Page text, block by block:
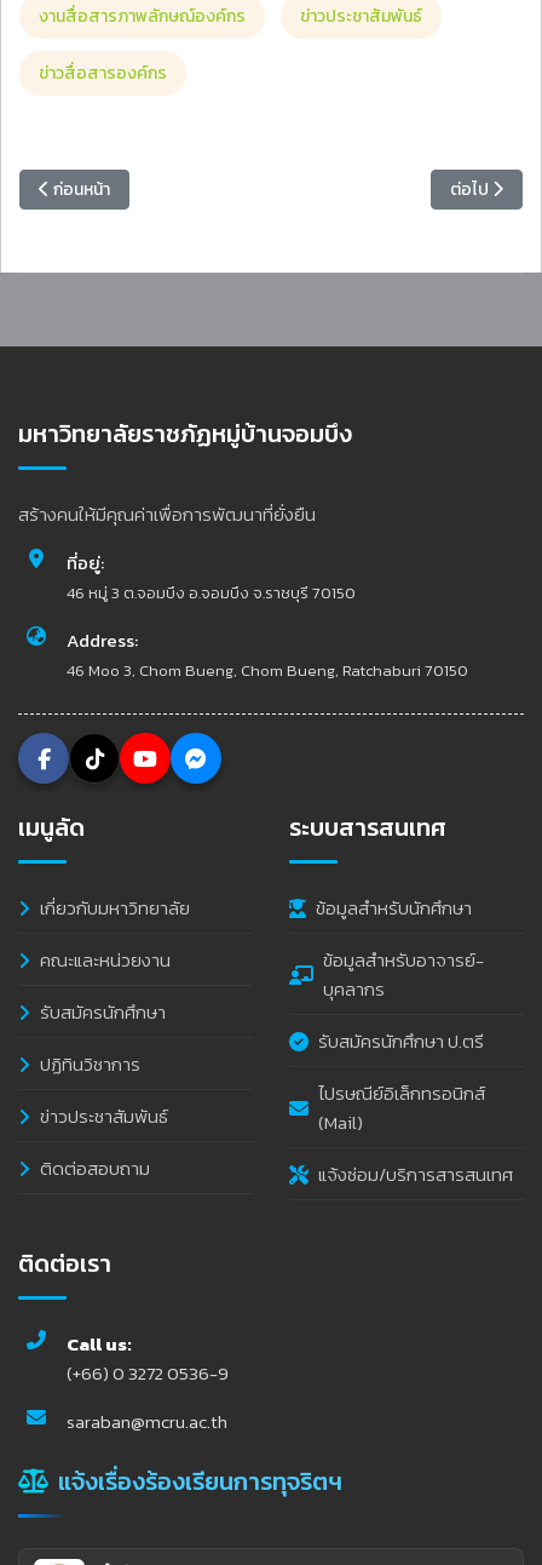
งานสื่อสารภาพลักษณ์องค์กร ข่าวประชาสัมพันธ์
ข่าวสื่อสารองค์กร
เนื้อหาก่อนหน้า: สำนักวิทยบริการฯ แนะนำหนังสือ ครั้งที่ 96 | TOP 5 หนัง
ก่อนหน้า เนื้อหาถัดไ
ต่อไป
มหาวิทยาลัยราชภัฏหมู่บ้านจอมบึง
สร้างคนให้มีคุณค่าเพื่อการพัฒนาที่ยั่งยืน
ที่อยู่:
46 หมู่ 3 ต.จอมบึง อ.จอมบึง จ.ราชบุรี 70150
Address:
46 Moo 3, Chom Bueng, Chom Bueng, Ratchaburi 70150
เมนูลัด
เกี่ยวกับมหาวิทยาลัย
คณะและหน่วยงาน
รับสมัครนักศึกษา
ปฏิทินวิชาการ
ข่าวประชาสัมพันธ์
ติดต่อสอบถาม
ระบบสารสนเทศ
ข้อมูลสำหรับนักศึกษา
ข้อมูลสำหรับอาจารย์-
บุคลากร
รับสมัครนักศึกษา ป.ตรี
ไปรษณีย์อิเล็กทรอนิกส์
(Mail)
แจ้งซ่อม/บริการสารสนเทศ
ติดต่อเรา
Call us:
(+66) 0 3272 0536-9
saraban@mcru.ac.th
แจ้งเรื่องร้องเรียนการทุจริตฯ